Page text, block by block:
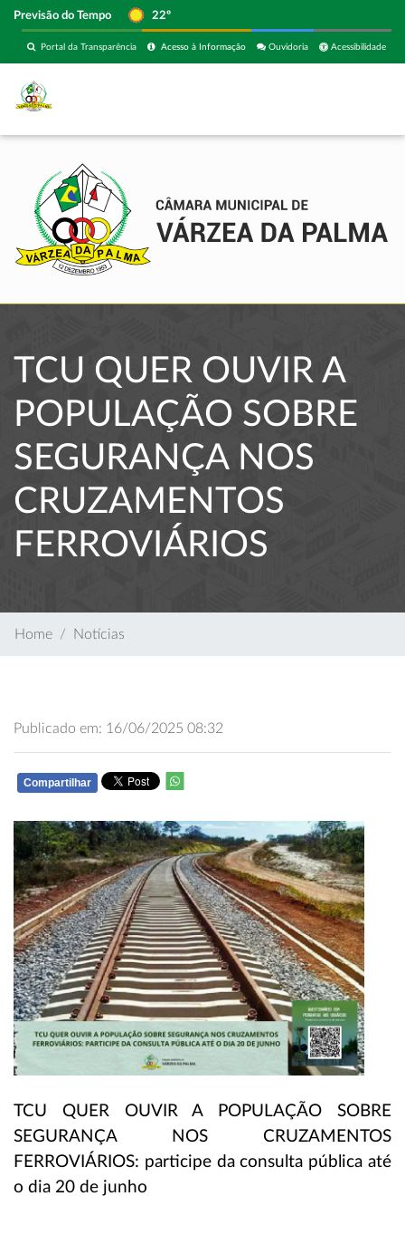
Previsão do Tempo 22º
Acessibilidade
Ouvidoria
Acesso à Informação
Portal da Transparência
TCU QUER OUVIR A
POPULAÇÃO SOBRE
SEGURANÇA NOS
CRUZAMENTOS
FERROVIÁRIOS
Home Notícias
Publicado em: 16/06/2025 08:32
Compartilhar
TCU QUER OUVIR A POPULAÇÃO SOBRE
SEGURANÇA NOS CRUZAMENTOS
FERROVIÁRIOS: participe da consulta pública até
o dia 20 de junho